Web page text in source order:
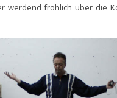
werdend fröhlich über die